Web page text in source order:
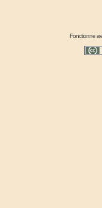
Fonctionne